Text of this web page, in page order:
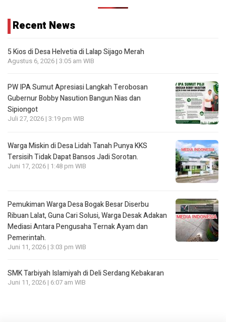
Recent News
5 Kios di Desa Helvetia di Lalap Sijago Merah
Agustus 6, 2026 | 3:05 am WIB
PW IPA Sumut Apresiasi Langkah Terobosan
Gubernur Bobby Nasution Bangun Nias dan
Sipiongot
Juli 27, 2026 | 3:19 pm WIB
Warga Miskin di Desa Lidah Tanah Punya KKS
Tersisih Tidak Dapat Bansos Jadi Sorotan.
Juni 17, 2026 | 1:48 pm WIB
Pemukiman Warga Desa Bogak Besar Diserbu
Ribuan Lalat, Guna Cari Solusi, Warga Desak Adakan
Mediasi Antara Pengusaha Ternak Ayam dan
Pemerintah.
Juni 11, 2026 | 3:03 pm WIB
SMK Tarbiyah Islamiyah di Deli Serdang Kebakaran
Juni 11, 2026 | 6:07 am WIB